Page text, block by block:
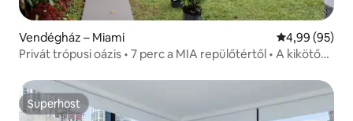
Vendégház – Miami Átlagos
4,99 (95)
Privát trópusi oázis • 7 perc a MIA repülőtértől • A kikötő
Superhost
Superhost